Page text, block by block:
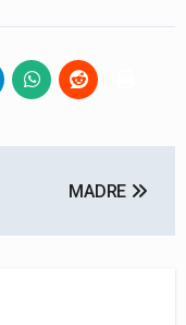
MADRE